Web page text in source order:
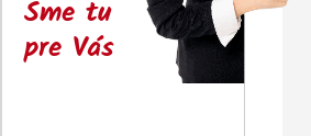
Sme tu
pre Vás